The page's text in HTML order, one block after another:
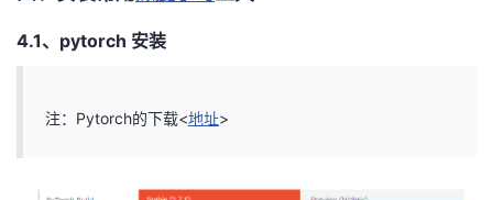
4.1、pytorch 安装
注：Pytorch的下载<地址>